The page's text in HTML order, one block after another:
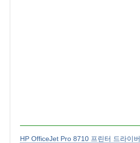
HP OfficeJet Pro 8710 프린터 드라이버